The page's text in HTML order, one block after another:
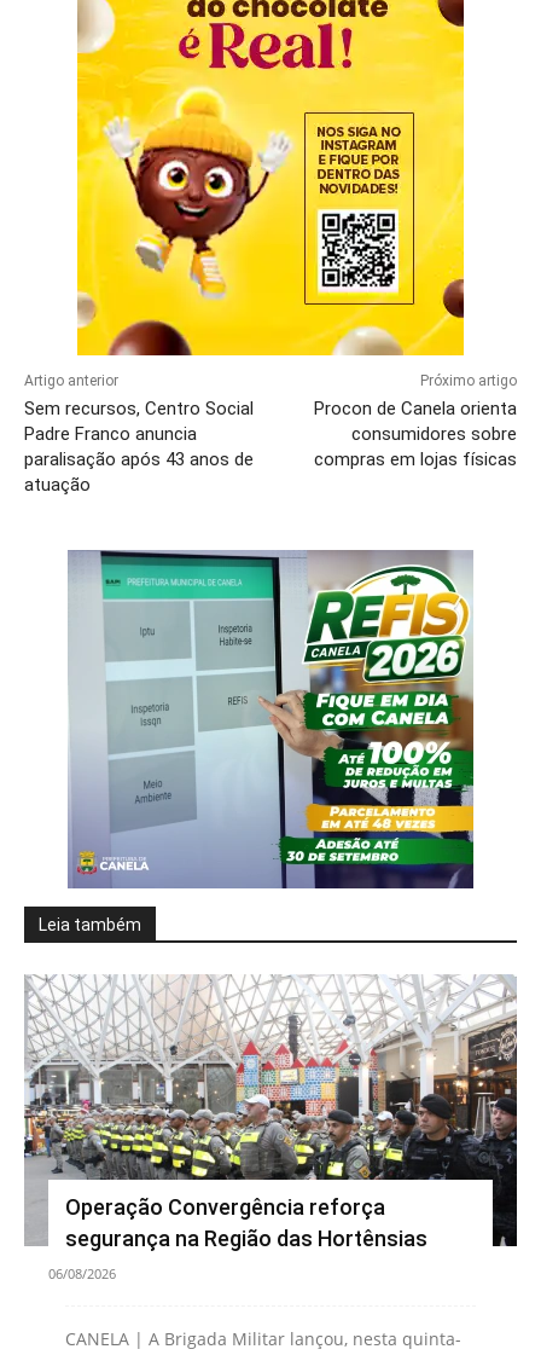
Artigo anterior
Sem recursos, Centro Social
Padre Franco anuncia
paralisação após 43 anos de
atuação
Próximo artigo
Procon de Canela orienta
consumidores sobre
compras em lojas físicas
Leia também
Operação Convergência reforça
segurança na Região das Hortênsias
06/08/2026
CANELA | A Brigada Militar lançou, nesta quinta-